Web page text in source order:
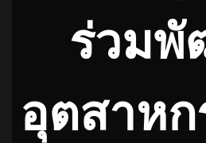
ร่วม
อุตสาห